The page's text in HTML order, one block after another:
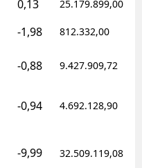
0,13 25.179.899,00
-1,98 812.332,00
-0,88 9.427.909,72
-0,94 4.692.128,90
-9,99 32.509.119,08